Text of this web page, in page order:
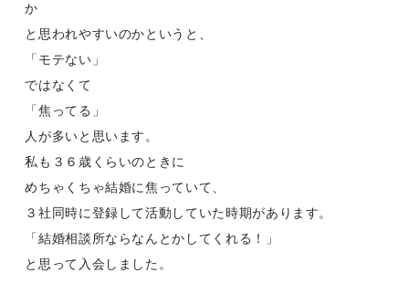
か
と思われやすいのかというと、
「モテない」
ではなくて
「焦ってる」
人が多いと思います。
私も３６歳くらいのときに
めちゃくちゃ結婚に焦っていて、
３社同時に登録して活動していた時期があります。
「結婚相談所ならなんとかしてくれる！」
と思って入会しました。